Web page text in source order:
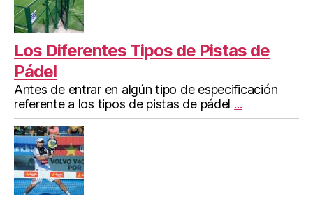
Los Diferentes Tipos de Pistas de
Pádel
Antes de entrar en algún tipo de especificación
referente a los tipos de pistas de pádel ...